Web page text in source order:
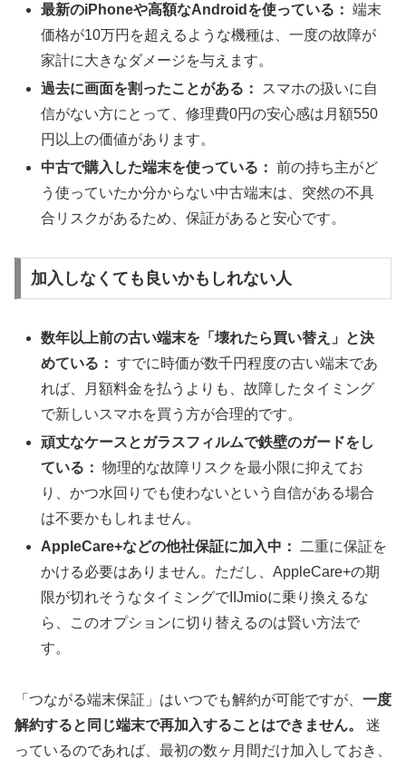
最新のiPhoneや高額なAndroidを使っている： 端末
価格が10万円を超えるような機種は、一度の故障が
家計に大きなダメージを与えます。
過去に画面を割ったことがある：
スマホの扱いに自
信がない方にとって、修理費0円の安心感は月額550
円以上の価値があります。
中古で購入した端末を使っている： 前の持ち主がど
う使っていたか分からない中古端末は、突然の不具
合リスクがあるため、保証があると安心です。
加入しなくても良いかもしれない人
数年以上前の古い端末を「壊れたら買い替え」と決
めている： すでに時価が数千円程度の古い端末であ
れば、月額料金を払うよりも、故障したタイミング
で新しいスマホを買う方が合理的です。
頑丈なケースとガラスフィルムで鉄壁のガードをし
ている： 物理的な故障リスクを最小限に抑えてお
り、かつ水回りでも使わないという自信がある場合
は不要かもしれません。
AppleCare+などの他社保証に加入中：
二重に保証を
かける必要はありません。ただし、AppleCare+の期
限が切れそうなタイミングでIIJmioに乗り換えるな
ら、このオプションに切り替えるのは賢い方法で
す。
「つながる端末保証」はいつでも解約が可能ですが、 一度
解約すると同じ端末で再加入することはできません。
迷
っているのであれば、最初の数ヶ月間だけ加入しておき、